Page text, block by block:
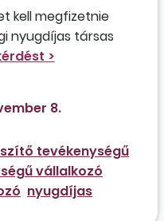
kell megfizetnie
nyugdíjas társas
a
50 százalékot, és
nem
8.
tevékenységű
vállalkozó
nyugdíjas